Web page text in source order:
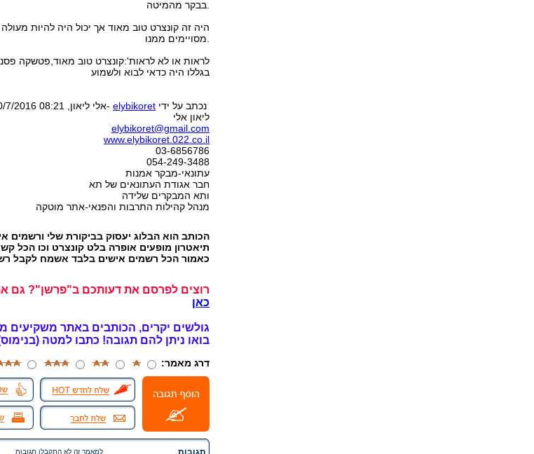
היה זה קונצרט טוב מאוד אך יכול היה להיות
לראות או לא לראות':קונצרט טוב מאוד,פטשקה
בגללו היה כדאי לבוא ולשמוע
נכתב על ידי elybikoret -אלי ליאון, 10/7/2016 08:21
ליאון אלי
elybikoret@gmail.com
www.elybikoret.022.co.il
03-6856786
054-249-3488
עתונאי-מבקר אמנות
חבר אגודת העתונאים של תא
ותא המבקרים שלידה
מנהל קהילות התרבות והפנאי-אתר מוטקה
הכותב הוא הבלוג יעסוק בביקורת שלי ורשמים
תיאטרון מופעים אופרה בלט קונצרט וכו הכל
כאמור הכל רשמים אישים בלבד אשמח לקבל
רוצים לפרסם את דעותכם ב"פרשן"? גם
כאן
גולשים יקרים, הכותבים באתר משקיעים
בואו ניתן להם תגובה! כתבו למטה
דרג מאמר:
למאמר זה לא התקבלו תגובות